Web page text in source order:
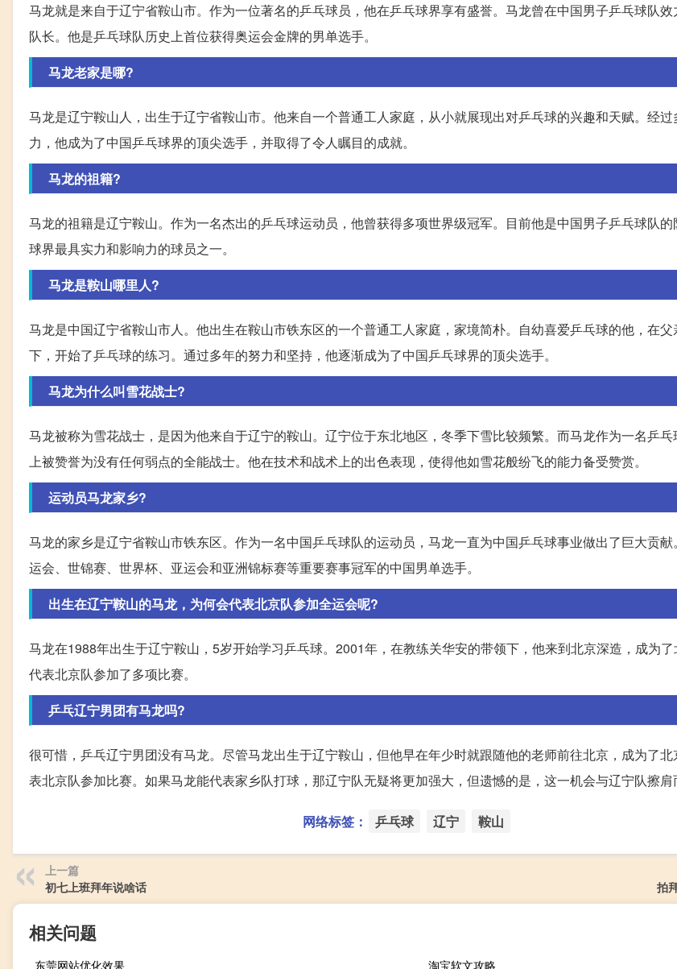
马龙就是来自于辽宁省鞍山市。作为一位著名的乒乓球员，他在乒乓球界享有盛誉。马龙曾在中国男子乒乓球队
队长。他是乒乓球队历史上首位获得奥运会金牌的男单选手。
马龙老家是哪?
马龙是辽宁鞍山人，出生于辽宁省鞍山市。他来自一个普通工人家庭，从小就展现出对乒乓球的兴趣和天赋。经
力，他成为了中国乒乓球界的顶尖选手，并取得了令人瞩目的成就。
马龙的祖籍?
马龙的祖籍是辽宁鞍山。作为一名杰出的乒乓球运动员，他曾获得多项世界级冠军。目前他是中国男子乒乓球队
球界最具实力和影响力的球员之一。
马龙是鞍山哪里人?
马龙是中国辽宁省鞍山市人。他出生在鞍山市铁东区的一个普通工人家庭，家境简朴。自幼喜爱乒乓球的他，在
下，开始了乒乓球的练习。通过多年的努力和坚持，他逐渐成为了中国乒乓球界的顶尖选手。
马龙为什么叫雪花战士?
马龙被称为雪花战士，是因为他来自于辽宁的鞍山。辽宁位于东北地区，冬季下雪比较频繁。而马龙作为一名乒
上被赞誉为没有任何弱点的全能战士。他在技术和战术上的出色表现，使得他如雪花般纷飞的能力备受赞赏。
运动员马龙家乡?
马龙的家乡是辽宁省鞍山市铁东区。作为一名中国乒乓球队的运动员，马龙一直为中国乒乓球事业做出了巨大贡
运会、世锦赛、世界杯、亚运会和亚洲锦标赛等重要赛事冠军的中国男单选手。
出生在辽宁鞍山的马龙，为何会代表北京队参加全运会呢?
马龙在1988年出生于辽宁鞍山，5岁开始学习乒乓球。2001年，在教练关华安的带领下，他来到北京深造，成为
代表北京队参加了多项比赛。
乒乓辽宁男团有马龙吗?
很可惜，乒乓辽宁男团没有马龙。尽管马龙出生于辽宁鞍山，但他早在年少时就跟随他的老师前往北京，成为了
表北京队参加比赛。如果马龙能代表家乡队打球，那辽宁队无疑将更加强大，但遗憾的是，这一机会与辽宁队擦肩
网络标签： 乒乓球 辽宁 鞍山
上一篇
初七上班拜年说啥话
拍
相关问题
东莞网站优化效果 淘宝软文攻略